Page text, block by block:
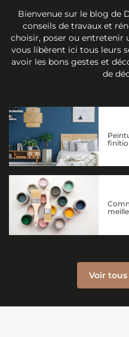
Bienvenue sur le blog de
conseils de travaux et
choisir, poser ou entretenir
vous libèrent ici tous leurs
avoir les bons gestes et
de
Voir